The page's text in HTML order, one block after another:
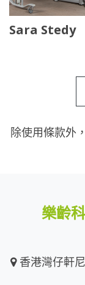
Sara Stedy
除使用條款外，
樂齡
香港灣仔軒